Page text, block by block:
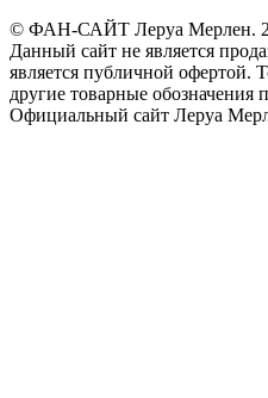
© ФАН-САЙТ Леруа Мерлен.
Данный сайт не является
является публичной офертой.
другие товарные обозначения
Официальный сайт Леруа